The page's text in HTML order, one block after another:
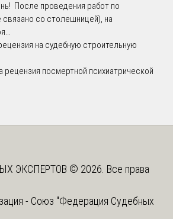
После проведения работ по
связано со столешницей), на
на судебную строительную
рецензия посмертной психиатрической
ЭКСПЕРТОВ © 2026. Все права
- Союз "Федерация Судебных